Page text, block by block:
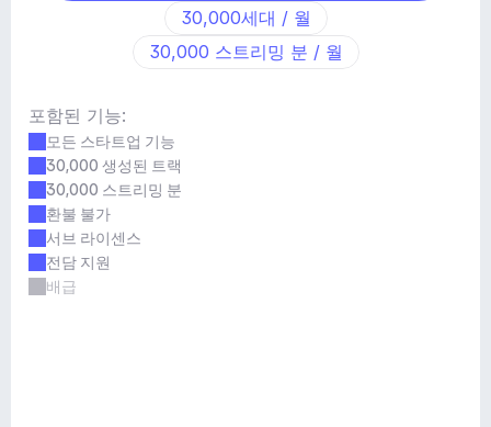
30,000세대 / 월
30,000 스트리밍 분 / 월
포함된 기능:
모든 스타트업 기능
30,000 생성된 트랙
30,000 스트리밍 분
환불 불가
서브 라이센스
전담 지원
배급